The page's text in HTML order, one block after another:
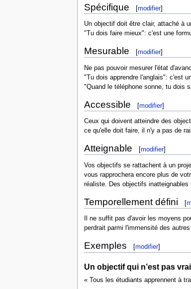
Spécifique [modifier]
Un objectif doit être clair, attaché à
"Tu dois faire mieux": c'est une
Mesurable [modifier]
Ne pas pouvoir mesurer l'état
"Tu dois apprendre l'anglais": c'est
"Quand le téléphone sonne, tu dois
Accessible [modifier]
Ceux qui doivent atteindre des
ce qu'elle doit faire, il n'y a pas de
Atteignable [modifier]
Vos objectifs se rattachent à un
vous rapprochera encore plus de
réaliste. Des objectifs
Temporellement défini [
Il ne suffit pas d'avoir les moyens
perdrait parmi l'immensité des
Exemples [modifier]
Un objectif qui n’est pas
« Tous les étudiants apprennent à